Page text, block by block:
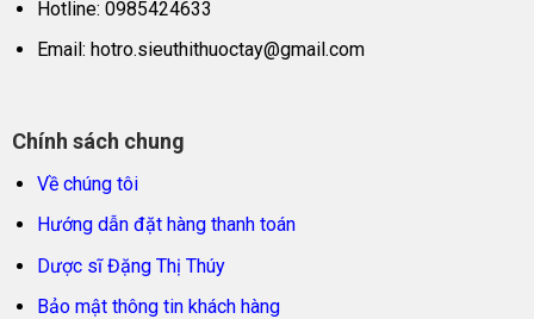
Hotline: 0985424633
Email: hotro.sieuthithuoctay@gmail.com
Chính sách chung
Về chúng tôi
Hướng dẫn đặt hàng thanh toán
Dược sĩ Đặng Thị Thúy
Bảo mật thông tin khách hàng